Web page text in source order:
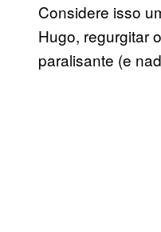
Considere isso
Hugo, regurgitar
paralisante (e